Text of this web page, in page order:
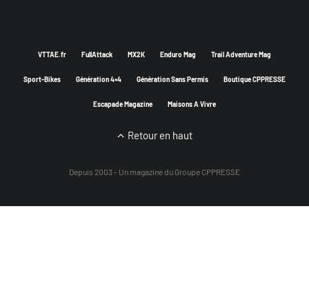
VTTAE.fr FullAttack MX2K Enduro Mag Trail Adventure Mag
Sport-Bikes Génération 4×4 Génération Sans Permis Boutique CPPRESSE
Escapade Magazine Maisons A Vivre
Retour en haut
Depuis 2003 - Un magazine du Groupe CPPRESSE